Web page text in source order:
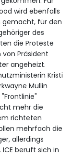
wird ebenfalls
gemacht, für den
des
die Proteste
Präsident
angeheizt.
Kristi
Mullin
mehr die
richteten
mehrfach die
allerdings
beruft sich in